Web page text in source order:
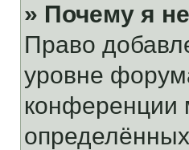
» Почему я
Право
уровне
конференции